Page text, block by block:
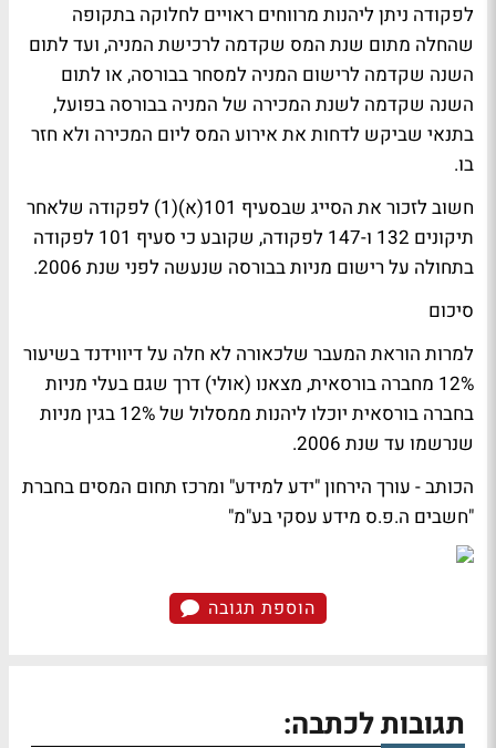
לפקודה ניתן ליהנות מרווחים ראויים לחלוקה בתקופה
שהחלה מתום שנת המס שקדמה לרכישת המניה, ועד לתום
השנה שקדמה לרישום המניה למסחר בבורסה, או לתום
השנה שקדמה לשנת המכירה של המניה בבורסה בפועל,
בתנאי שביקש לדחות את אירוע המס ליום המכירה ולא חזר
בו.
חשוב לזכור את הסייג שבסעיף 101(א)(1) לפקודה שלאחר
תיקונים 132 ו-147 לפקודה, שקובע כי סעיף 101 לפקודה
בתחולה על רישום מניות בבורסה שנעשה לפני שנת 2006.
סיכום
למרות הוראת המעבר שלכאורה לא חלה על דיווידנד בשיעור
12% מחברה בורסאית, מצאנו (אולי) דרך שגם בעלי מניות
בחברה בורסאית יוכלו ליהנות ממסלול של 12% בגין מניות
שנרשמו עד שנת 2006.
הכותב - עורך הירחון "ידע למידע" ומרכז תחום המסים בחברת
"חשבים ה.פ.ס מידע עסקי בע"מ"
הוספת תגובה
תגובות לכתבה: